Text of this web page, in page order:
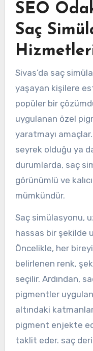
SEO
Saç
Sivas’da saç
yaşayan kişilere
popüler bir
uygulanan özel
yaratmayı
seyrek olduğu ya
durumlarda, saç
görünümlü ve
mümkündür.
Saç simülasyonu,
hassas bir şekilde
Öncelikle, her
belirlenen renk,
seçilir. Ardından,
pigmentler
altındaki
pigment enjekte
taklit eder. saç